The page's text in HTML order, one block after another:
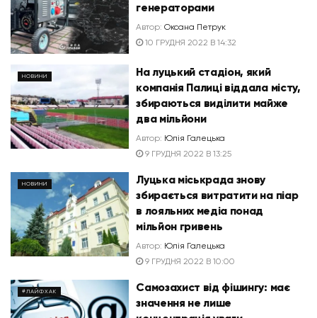
генераторами
Автор: Оксана Петрук
10 ГРУДНЯ 2022 В 14:32
НОВИНИ
На луцький стадіон, який
компанія Палиці віддала місту,
збираються виділити майже
два мільйони
Автор: Юлія Галецька
9 ГРУДНЯ 2022 В 13:25
НОВИНИ
Луцька міськрада знову
збирається витратити на піар
в лояльних медіа понад
мільйон гривень
Автор: Юлія Галецька
9 ГРУДНЯ 2022 В 10:00
#ЛАЙФХАК
Самозахист від фішингу: має
значення не лише